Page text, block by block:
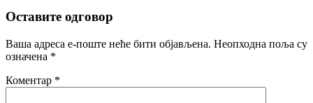
Оставите одговор
Ваша адреса е-поште неће бити објављена. Неопходна поља су
означена *
Коментар *